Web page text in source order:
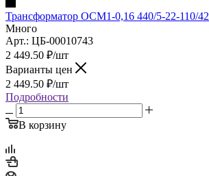
Трансформатор ОСМ1-0,16 440/5-22-110/42
Много
Арт.: ЦБ-00010743
2 449.50 ₽/шт
Варианты цен
2 449.50 ₽/шт
Подробности
В корзину